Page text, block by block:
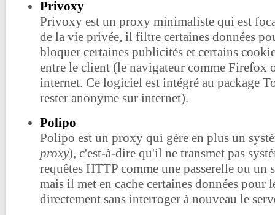
Privoxy
Privoxy est un proxy minimaliste qui est
de la vie privée, il filtre certaines données
bloquer certaines publicités et certains
entre le client (le navigateur comme Firefox
internet. Ce logiciel est intégré au package
rester anonyme sur internet).
Polipo
Polipo est un proxy qui gère en plus un
proxy), c'est-à-dire qu'il ne transmet pas
requêtes HTTP comme une passerelle ou un
mais il met en cache certaines données pour
directement sans interroger à nouveau le